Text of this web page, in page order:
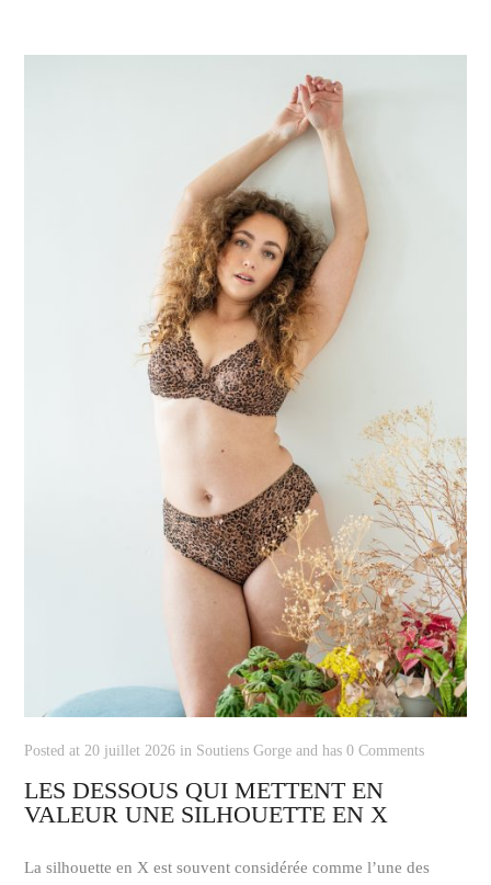
Posted at 20 juillet 2026 in Soutiens Gorge and has0 Comments
LES DESSOUS QUI METTENT EN
VALEUR UNE SILHOUETTE EN X
La silhouette en X est souvent considérée comme l’une des